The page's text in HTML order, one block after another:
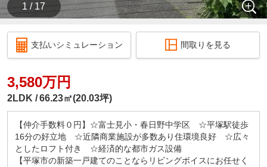
1 / 17
支払いシミュレーション 間取りを見る
3,580万円
2LDK 66.23㎡(20.03坪)
【仲介手数料０円】☆富士見小・春日野中学区 ☆平塚駅徒歩
16分の好立地 ☆近隣商業施設が多数あり住環境良好 ☆広々
としたロフト付き ☆経済的な都市ガス設備
【平塚市の新築一戸建てのことならリビングボイスにお任せく